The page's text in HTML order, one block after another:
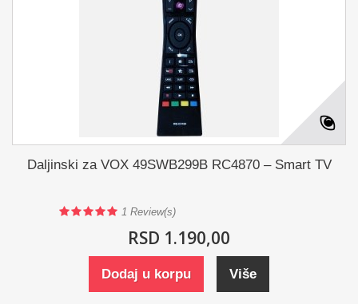
Daljinski za VOX 49SWB299B RC4870 – Smart TV
1 Review(s)
RSD 1.190,00
Dodaj u korpu Više